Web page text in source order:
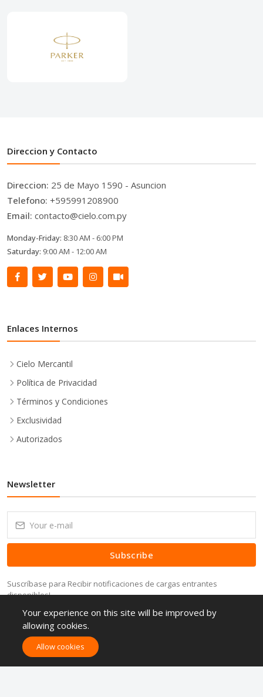
Direccion y Contacto
Direccion: 25 de Mayo 1590 - Asuncion
Telefono: +595991208900
Email: contacto@cielo.com.py
Monday-Friday: 8:30 AM - 6:00 PM
Saturday: 9:00 AM - 12:00 AM
Enlaces Internos
Cielo Mercantil
Política de Privacidad
Términos y Condiciones
Exclusividad
Autorizados
Newsletter
Subscribe
Suscríbase para Recibir notificaciones de cargas entrantes
disponibles!
Your experience on this site will be improved by
allowing cookies.
Allow cookies